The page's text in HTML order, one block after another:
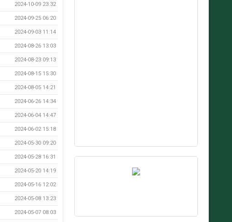
2024-10-09 23:32
2024-09-25 06:20
2024-09-03 11:14
2024-08-26 13:03
2024-08-23 09:13
2024-08-15 15:30
2024-08-05 14:21
2024-06-26 14:34
2024-06-04 14:47
2024-06-02 15:18
2024-05-30 09:20
2024-05-28 16:31
2024-05-20 14:19
2024-05-16 12:02
2024-05-08 13:23
2024-05-07 08:03